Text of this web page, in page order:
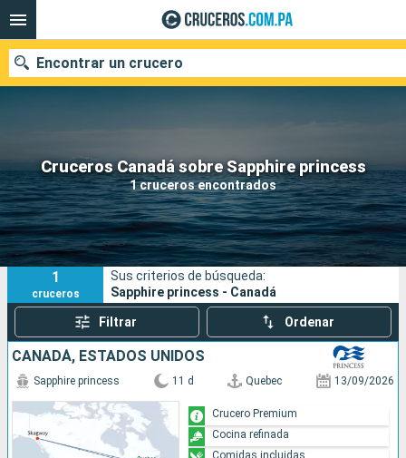
Cruceros Canadá sobre Sapphire princess
1 cruceros encontrados
Encontrar un crucero
Nuestros destinos
Fecha de salida
Puertos Compañías
Buscar
1
cruceros
Sus criterios de búsqueda:
Sapphire princess - Canadá
Filtrar Ordenar
CANADÁ, ESTADOS UNIDOS
Sapphire princess 11 d Quebec 13/09/2026
Crucero Premium
Cocina refinada
Comidas incluidas